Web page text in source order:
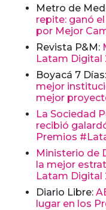
Metro de
repite: ganó
por Mejor
Revista P&M:
Latam Digital
Boyacá 7 Días:
mejor
mejor
La Sociedad
recibió
Premios
Ministerio de
la mejor
Latam Digital
Diario Libre:
lugar en los